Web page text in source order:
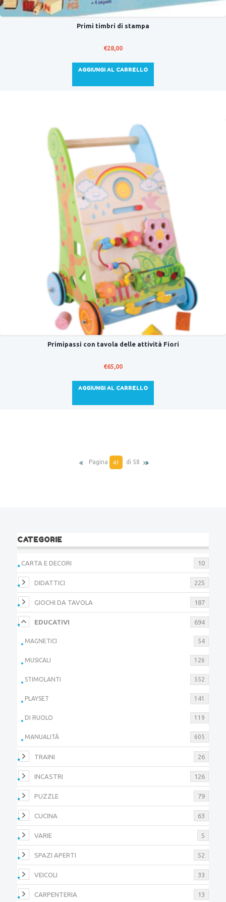
Primi timbri di stampa
€28,00
AGGIUNGI AL CARRELLO
Primipassi con tavola delle attività Fiori
€65,00
AGGIUNGI AL CARRELLO
Pagina di 58
CATEGORIE
CARTA E DECORI 10
DIDATTICI 225
GIOCHI DA TAVOLA 187
EDUCATIVI 694
MAGNETICI 54
MUSICALI 126
STIMOLANTI 552
PLAYSET 141
DI RUOLO 119
MANUALITÀ 605
TRAINI 26
INCASTRI 126
PUZZLE 79
CUCINA 63
VARIE 5
SPAZI APERTI 52
VEICOLI 33
CARPENTERIA 13